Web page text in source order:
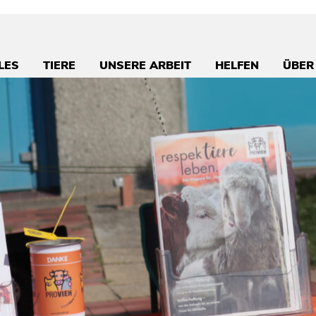
TIERE UNSERE ARBEIT HELFEN